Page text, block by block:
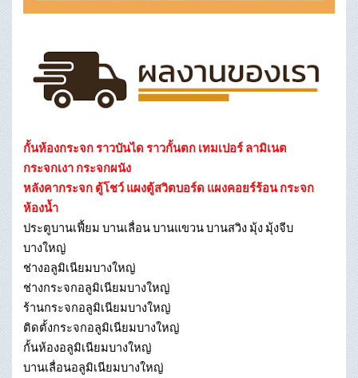
กั้นห้องกระจก ราวบันได ราวกั้นตก เทมเปอร์ ลามิเนต
กระจกเงา กระจกผนัง
หลังคากระจก ตู้โชว์ แผงตู้สวิตบอร์ด แผงคอยร์ร้อน กระจก
ห้องน้ำ
ประตูบานเฟี้ยม บานเลื่อน บานแขวน บานสวิง มุ้ง มุ้งจีบ
บางใหญ่
ช่างอลูมิเนียมบางใหญ่
ช่างกระจกอลูมิเนียมบางใหญ่
ร้านกระจกอลูมิเนียมบางใหญ่
ติดตั้งกระจกอลูมิเนียมบางใหญ่
กั้นห้องอลูมิเนียมบางใหญ่
บานเลื่อนอลูมิเนียมบางใหญ่